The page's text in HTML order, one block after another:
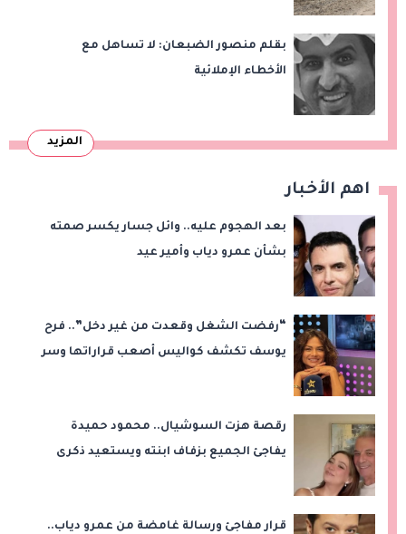
بقلم منصور الضبعان: لا تساهل مع
الأخطاء الإملائية
المزيد
اهم الأخبار
بعد الهجوم عليه.. وائل جسار يكسر صمته
بشأن عمرو دياب وأمير عيد
“رفضت الشغل وقعدت من غير دخل”.. فرح
يوسف تكشف كواليس أصعب قراراتها وسر
رقصة هزت السوشيال.. محمود حميدة
يفاجئ الجميع بزفاف ابنته ويستعيد ذكرى
قرار مفاجئ ورسالة غامضة من عمرو دياب..